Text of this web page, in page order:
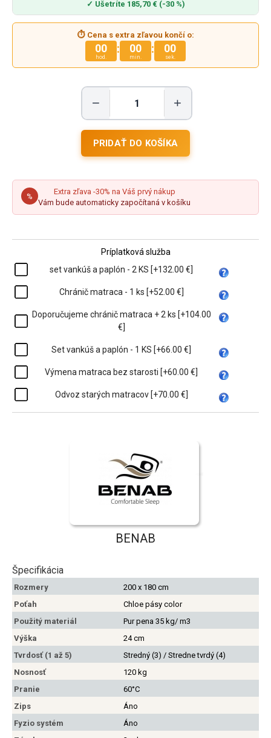
✓ Ušetríte 185,70 € (-30 %)
⏱ Cena s extra zľavou končí o:
00
hod.
: 00
min.
: 00
sek.
− +
%
Extra zľava -30% na Váš prvý nákup
Vám bude automaticky započítaná v košíku
Príplatková služba
set vankúš a paplón - 2 KS [+132.00 €]
Chránič matraca - 1 ks [+52.00 €]
Doporučujeme chránič matraca + 2 ks [+104.00
€]
Set vankúš a paplón - 1 KS [+66.00 €]
Výmena matraca bez starosti [+60.00 €]
Odvoz starých matracov [+70.00 €]
BENAB
Špecifikácia
Rozmery
200 x 180 cm
Poťah
Chloe pásy color
Použitý materiál
Pur pena 35 kg/ m3
Výška
24 cm
Tvrdosť (1 až 5)
Stredný (3) / Stredne tvrdý (4)
Nosnosť
120 kg
Pranie
60°C
Zips
Áno
Fyzio systém
Áno